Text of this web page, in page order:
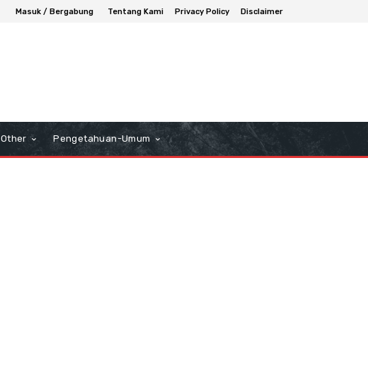
Masuk / Bergabung Tentang Kami Privacy Policy Disclaimer
Other Pengetahuan-Umum